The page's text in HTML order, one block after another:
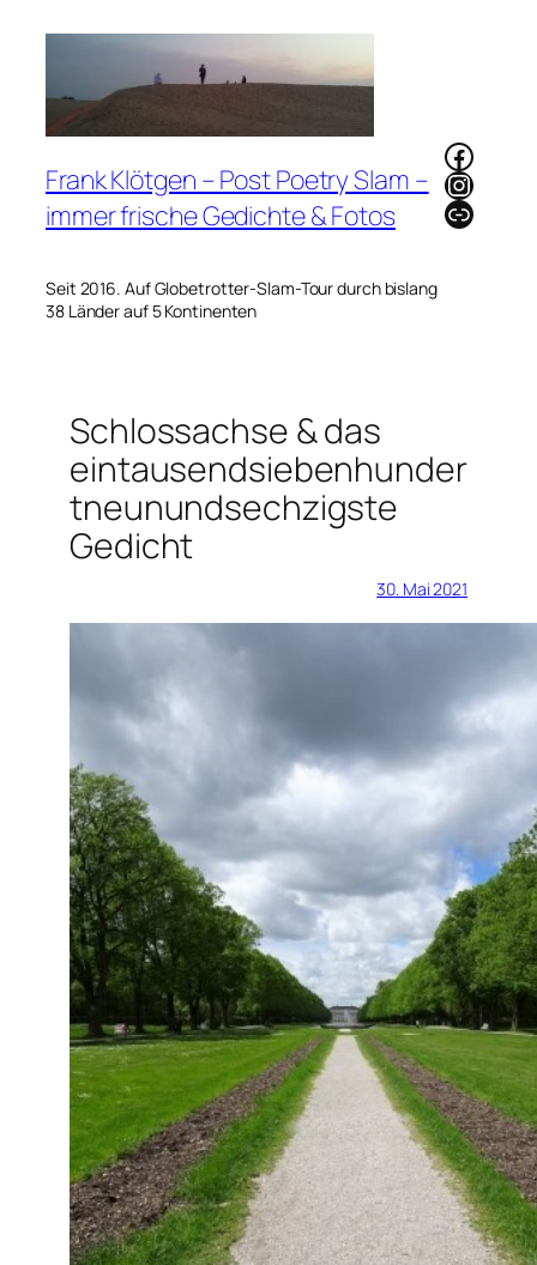
Frank Klötgen – Post Poetry Slam –
immer frische Gedichte & Fotos
Seit 2016. Auf Globetrotter-Slam-Tour durch bislang
38 Länder auf 5 Kontinenten
Link
Schlossachse & das
eintausendsiebenhunder
tneunundsechzigste
Gedicht
30. Mai 2021